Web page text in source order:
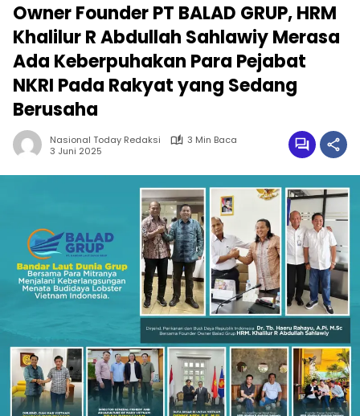
Owner Founder PT BALAD GRUP, HRM
Khalilur R Abdullah Sahlawiy Merasa
Ada Keberpuhakan Para Pejabat
NKRI Pada Rakyat yang Sedang
Berusaha
Nasional Today Redaksi
3 Min Baca
3 Juni 2025